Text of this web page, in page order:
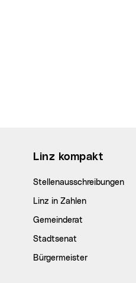
Linz kompakt
Stellenausschreibungen
Linz in Zahlen
Gemeinderat
Stadtsenat
Bürgermeister